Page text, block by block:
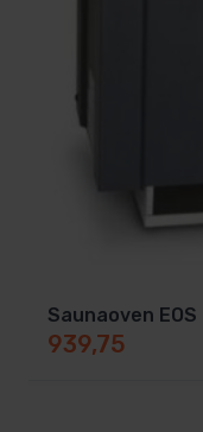
Saunaoven
939,75